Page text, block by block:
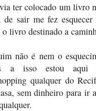
ter colocado um livro
de sair me fez
o livro destinado a
não é nem o
a isso estou aqui
qualquer do
sem dinheiro para ir